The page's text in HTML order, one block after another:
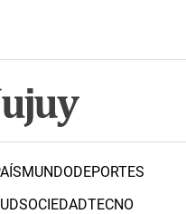
MUNDODEPORTES
SOCIEDADTECNO